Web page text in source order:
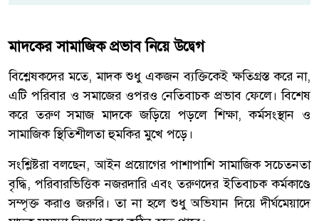
মাদকের সামাজিক প্রভাব নিয়ে উদ্বেগ
বিশ্লেষকদের মতে, মাদক শুধু একজন ব্যক্তিকেই ক্ষতিগ্রস্ত করে না,
এটি পরিবার ও সমাজের ওপরও নেতিবাচক প্রভাব ফেলে। বিশেষ
করে তরুণ সমাজ মাদকে জড়িয়ে পড়লে শিক্ষা, কর্মসংস্থান ও
সামাজিক স্থিতিশীলতা হুমকির মুখে পড়ে।
সংশ্লিষ্টরা বলছেন, আইন প্রয়োগের পাশাপাশি সামাজিক সচেতনতা
বৃদ্ধি, পরিবারভিত্তিক নজরদারি এবং তরুণদের ইতিবাচক কর্মকাণ্ডে
সম্পৃক্ত করাও জরুরি। তা না হলে শুধু অভিযান দিয়ে দীর্ঘমেয়াদে